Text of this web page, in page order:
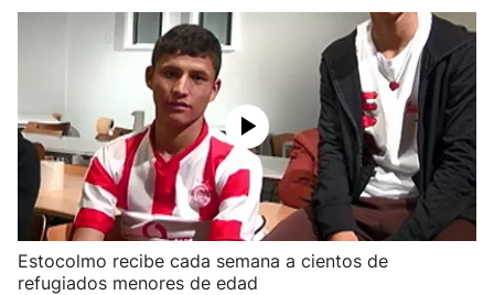
Estocolmo recibe cada semana a cientos de
refugiados menores de edad